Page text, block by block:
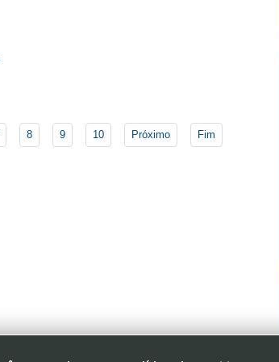
8 9 10 Próximo Fim